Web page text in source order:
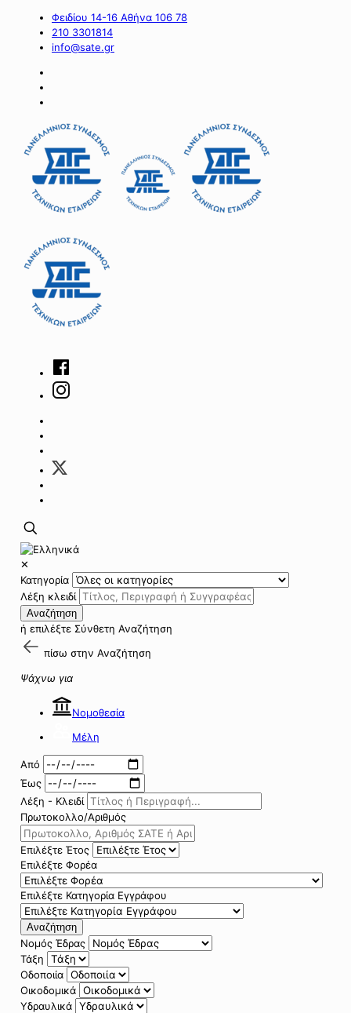
Φειδίου 14-16 Αθήνα 106 78
210 3301814
info@sate.gr
✕
Κατηγορία
Λέξη κλειδί
Αναζήτηση
ή επιλέξτε Σύνθετη Αναζήτηση
πίσω στην Αναζήτηση
Ψάχνω για
Νομοθεσία
Μέλη
Από
Έως
Λέξη - Κλειδί
Πρωτοκολλο/Αριθμός
Επιλέξτε Έτος
Επιλέξτε Φορέα
Επιλέξτε Κατηγορία Εγγράφου
Αναζήτηση
Νομός Έδρας
Τάξη
Οδοποιία
Οικοδομικά
Υδραυλικά